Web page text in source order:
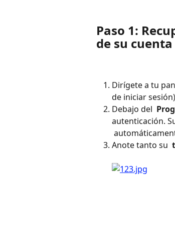
Paso 1:
de su
Dirígete a tu
de iniciar sesión)
Debajo del
autenticación.
Anote tanto su